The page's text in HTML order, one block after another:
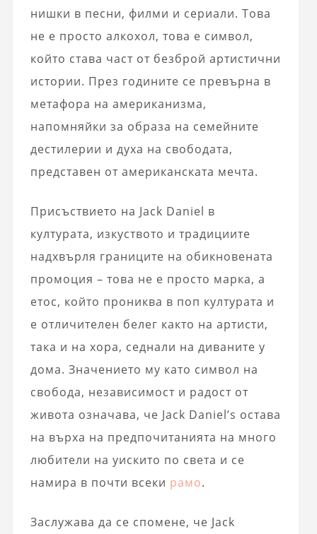
нишки в песни, филми и сериали. Това
не е просто алкохол, това е символ,
който става част от безброй артистични
истории. През годините се превърна в
метафора на американизма,
напомняйки за образа на семейните
дестилерии и духа на свободата,
представен от американската мечта.
Присъствието на Jack Daniel в
културата, изкуството и традициите
надхвърля границите на обикновената
промоция – това не е просто марка, а
етос, който прониква в поп културата и
е отличителен белег както на артисти,
така и на хора, седнали на диваните у
дома. Значението му като символ на
свобода, независимост и радост от
живота означава, че Jack Daniel’s остава
на върха на предпочитанията на много
любители на уискито по света и се
намира в почти всеки рамо.
Заслужава да се спомене, че Jack